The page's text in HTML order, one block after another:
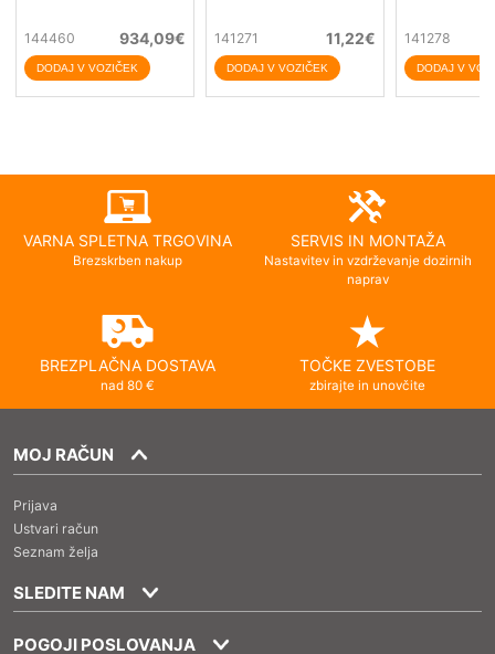
144460 934,09€ 141271 11,22€ 141278
VARNA SPLETNA TRGOVINA
Brezskrben nakup
SERVIS IN MONTAŽA
Nastavitev in vzdrževanje dozirnih
naprav
BREZPLAČNA DOSTAVA
nad 80 €
TOČKE ZVESTOBE
zbirajte in unovčite
MOJ RAČUN
Prijava
Ustvari račun
Seznam želja
SLEDITE NAM
POGOJI POSLOVANJA